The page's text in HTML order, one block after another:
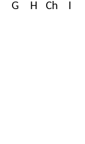
G H Ch I